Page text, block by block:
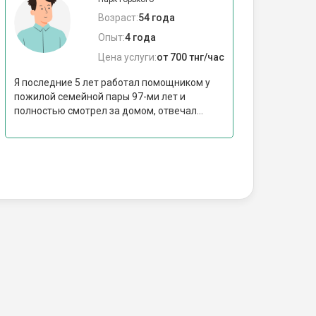
Возраст:54 года
Опыт:4 года
Цена услуги:от 700 тнг/час
Я последние 5 лет работал помощником у
пожилой семейной пары 97-ми лет и
полностью смотрел за домом, отвечал...